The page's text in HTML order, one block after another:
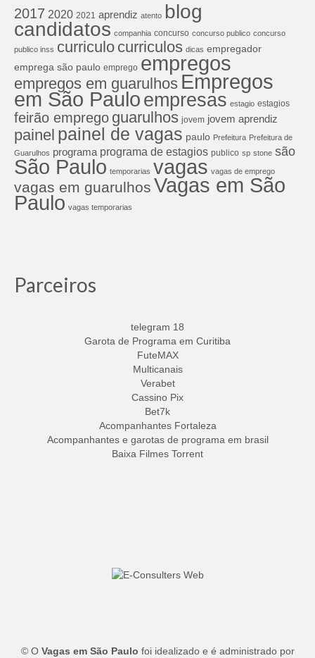
2017 2020 2021 aprendiz atento blog
candidatos companhia concurso concurso publico concurso
publico inss curriculo curriculos dicas empregador
emprega são paulo emprego empregos
empregos em guarulhos Empregos
em São Pauloempresas estagio estagios
feirão emprego guarulhos jovem jovem aprendiz
painel painel de vagas paulo Prefeitura Prefeitura de
Guarulhos programa programa de estagios publico sp stone são
São Paulo temporarias vagas vagas de emprego
vagas em guarulhos Vagas em São
Paulo vagas temporarias
Parceiros
telegram 18
Garota de Programa em Curitiba
FuteMAX
Multicanais
Verabet
Cassino Pix
Bet7k
Acompanhantes Fortaleza
Acompanhantes e garotas de programa em brasil
Baixa Filmes Torrent
© O Vagas em São Paulo foi idealizado e é administrado por